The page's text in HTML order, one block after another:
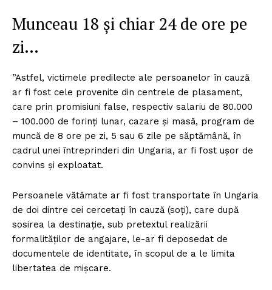
Munceau 18 și chiar 24 de ore pe
zi…
”Astfel, victimele predilecte ale persoanelor în cauză
ar fi fost cele provenite din centrele de plasament,
care prin promisiuni false, respectiv salariu de 80.000
– 100.000 de forinți lunar, cazare și masă, program de
muncă de 8 ore pe zi, 5 sau 6 zile pe săptămână, în
cadrul unei întreprinderi din Ungaria, ar fi fost ușor de
convins și exploatat.
Persoanele vătămate ar fi fost transportate în Ungaria
de doi dintre cei cercetați în cauză (soți), care după
sosirea la destinație, sub pretextul realizării
formalităților de angajare, le-ar fi deposedat de
documentele de identitate, în scopul de a le limita
libertatea de mișcare.